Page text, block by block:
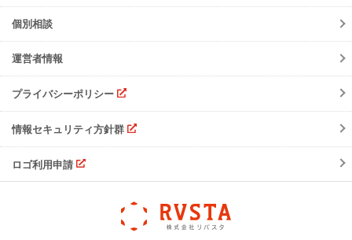
注意事項
個別相談
運営者情報
プライバシーポリシー
情報セキュリティ方針群
ロゴ利用申請